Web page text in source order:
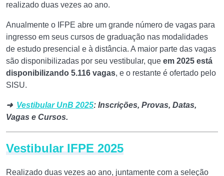
realizado duas vezes ao ano.
Anualmente o IFPE abre um grande número de vagas para
ingresso em seus cursos de graduação nas modalidades
de estudo presencial e à distância. A maior parte das vagas
são disponibilizadas por seu vestibular, que em 2025 está
disponibilizando 5.116 vagas, e o restante é ofertado pelo
SISU.
➜ Vestibular UnB 2025: Inscrições, Provas, Datas,
Vagas e Cursos.
Vestibular IFPE 2025
Realizado duas vezes ao ano, juntamente com a seleção